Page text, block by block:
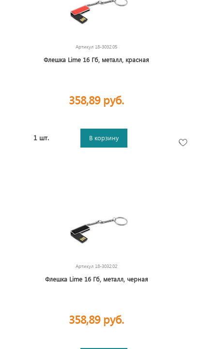
Артикул 18-3032.05
Флешка Lime 16 Гб, металл, красная
358,89 руб.
1 шт. В корзину
Артикул 18-3032.02
Флешка Lime 16 Гб, металл, черная
358,89 руб.